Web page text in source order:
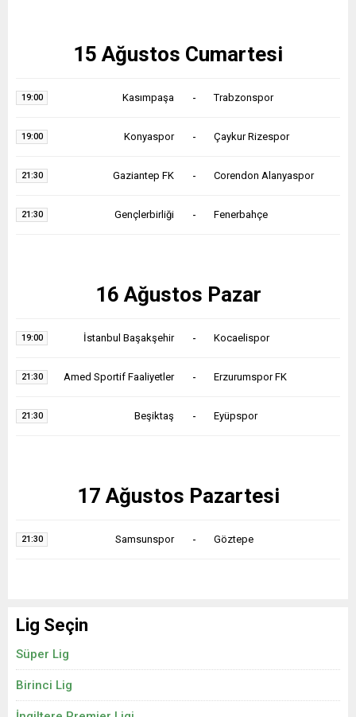
15 Ağustos Cumartesi
19:00 Kasımpaşa - Trabzonspor
19:00 Konyaspor - Çaykur Rizespor
21:30 Gaziantep FK - Corendon Alanyaspor
21:30 Gençlerbirliği - Fenerbahçe
16 Ağustos Pazar
19:00 İstanbul Başakşehir - Kocaelispor
21:30 Amed Sportif Faaliyetler - Erzurumspor FK
21:30 Beşiktaş - Eyüpspor
17 Ağustos Pazartesi
21:30 Samsunspor - Göztepe
Lig Seçin
Süper Lig
Birinci Lig